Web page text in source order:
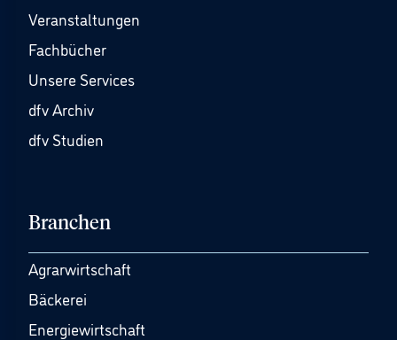
Veranstaltungen
Fachbücher
Unsere Services
dfv Archiv
dfv Studien
Branchen
Agrarwirtschaft
Bäckerei
Energiewirtschaft